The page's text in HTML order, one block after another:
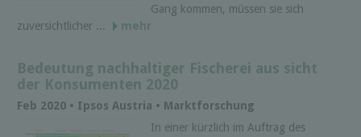
Gang kommen, müssen sie sich
zuversichtlicher ...
mehr
Bedeutung nachhaltiger Fischerei aus sicht
der Konsumenten 2020
Feb 2020 • Ipsos Austria • Marktforschung
In einer kürzlich im Auftrag des